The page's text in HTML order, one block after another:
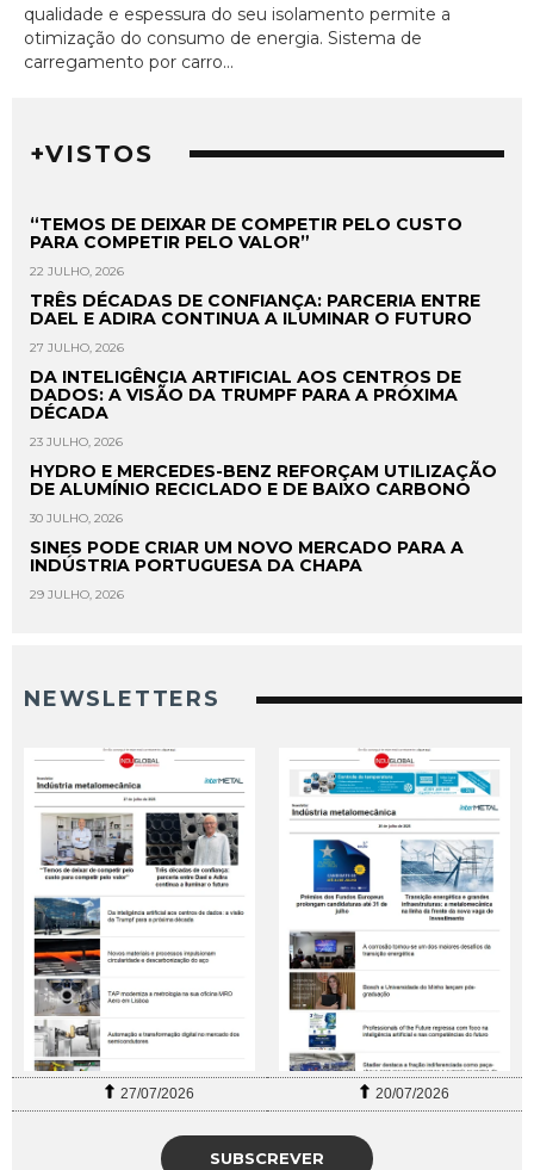
qualidade e espessura do seu isolamento permite a
otimização do consumo de energia. Sistema de
carregamento por carro...
+VISTOS
“TEMOS DE DEIXAR DE COMPETIR PELO CUSTO
PARA COMPETIR PELO VALOR”
22 JULHO, 2026
TRÊS DÉCADAS DE CONFIANÇA: PARCERIA ENTRE
DAEL E ADIRA CONTINUA A ILUMINAR O FUTURO
27 JULHO, 2026
DA INTELIGÊNCIA ARTIFICIAL AOS CENTROS DE
DADOS: A VISÃO DA TRUMPF PARA A PRÓXIMA
DÉCADA
23 JULHO, 2026
HYDRO E MERCEDES-BENZ REFORÇAM UTILIZAÇÃO
DE ALUMÍNIO RECICLADO E DE BAIXO CARBONO
30 JULHO, 2026
SINES PODE CRIAR UM NOVO MERCADO PARA A
INDÚSTRIA PORTUGUESA DA CHAPA
29 JULHO, 2026
NEWSLETTERS
27/07/2026 20/07/2026
SUBSCREVER